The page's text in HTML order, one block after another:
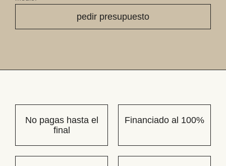
No pagas hasta el
final
Financiado al 100%